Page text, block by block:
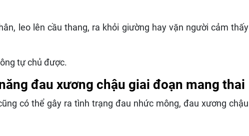
leo lên cầu thang, ra khỏi giường hay vặn người cảm thấy
tự chủ được.
đau xương chậu giai đoạn mang thai
có thể gây ra tình trạng đau nhức mông, đau xương chậu